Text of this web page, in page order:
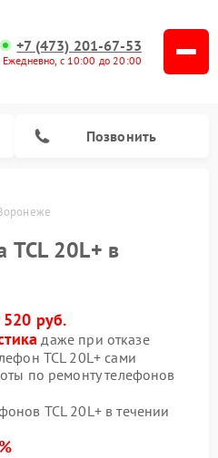
+7 (473) 201-67-53
Ежедневно, с 10:00 до 20:00
Позвонить
TCL 20L+ в
520 руб.
даже при отказе
TCL 20L+ сами
по ремонту телефонов
TCL 20L+ в течении